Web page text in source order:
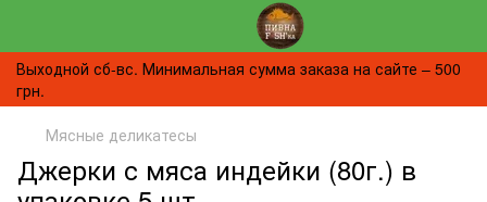
Выходной сб-вс. Минимальная сумма заказа на сайте – 500
грн.
Мясные деликатесы
Джерки с мяса индейки (80г.) в